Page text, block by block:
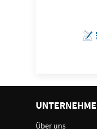
Über uns